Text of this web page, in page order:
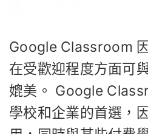
Google Classroom
在受歡迎程度方面可
媲美。 Google
學校和企業的首選，